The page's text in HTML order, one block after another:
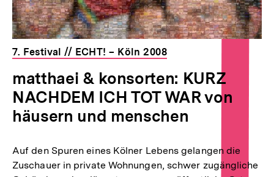
7. Festival // ECHT! – Köln 2008
matthaei & konsorten: KURZ
NACHDEM ICH TOT WAR von
häusern und menschen
Auf den Spuren eines Kölner Lebens gelangen die
Zuschauer in private Wohnungen, schwer zugängliche